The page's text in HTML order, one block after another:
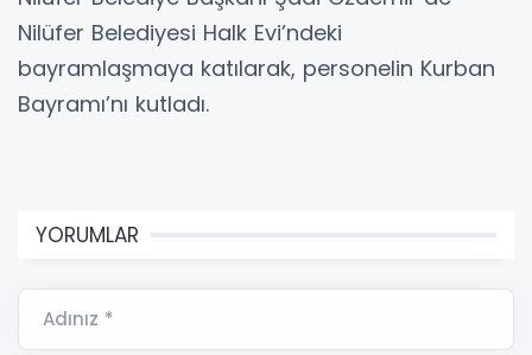
Nilüfer Belediyesi Halk Evi’ndeki
bayramlaşmaya katılarak, personelin Kurban
Bayramı’nı kutladı.
YORUMLAR
Adınız *